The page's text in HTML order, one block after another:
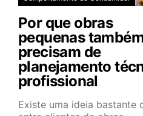
Por que obras
pequenas
precisam de
planejamento
profissional
Existe uma ideia bastante